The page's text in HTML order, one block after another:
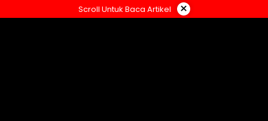
ke
Scroll Untuk Baca Artikel ×